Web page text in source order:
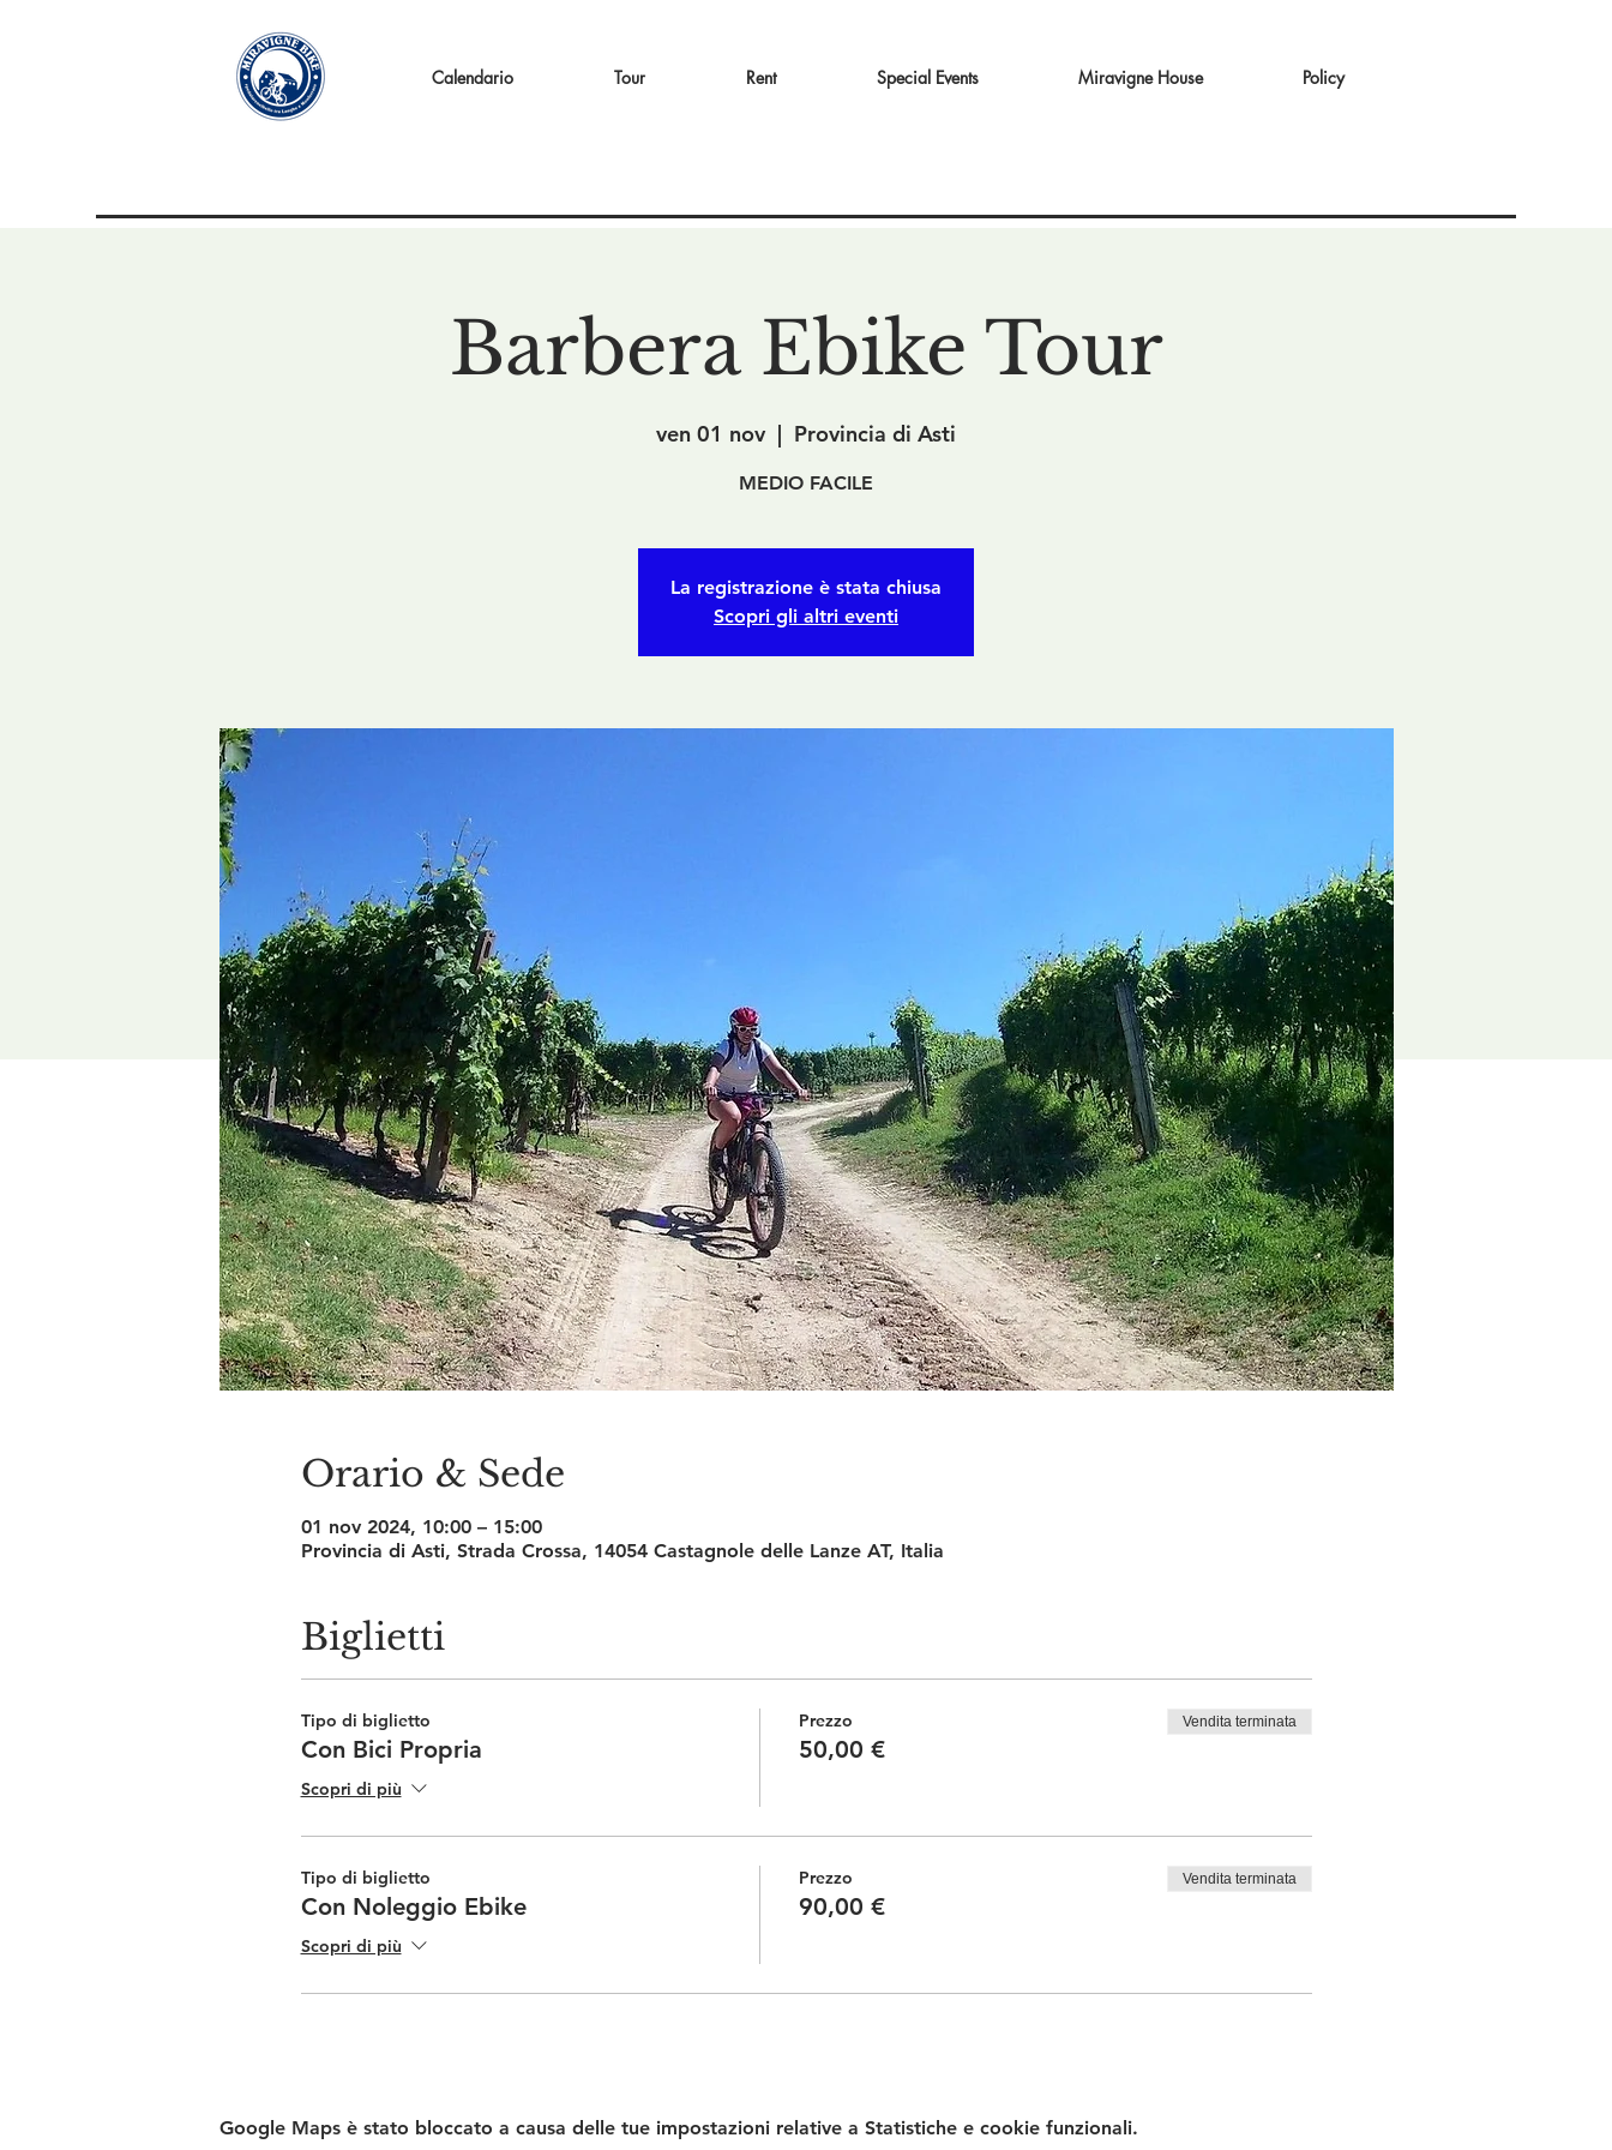
Calendario Tour Rent Special Events Miravigne House Policy
Barbera Ebike Tour
ven 01 nov
  |
Provincia di Asti
MEDIO FACILE
La registrazione è stata chiusa
Scopri gli altri eventi
Orario & Sede
01 nov 2024, 10:00 – 15:00
Provincia di Asti, Strada Crossa, 14054 Castagnole delle Lanze AT, Italia
Biglietti
Tipo di biglietto
Con Bici Propria
Scopri di più
Prezzo
50,00 €
Vendita terminata
Tipo di biglietto
Con Noleggio Ebike
Scopri di più
Prezzo
90,00 €
Vendita terminata
Google Maps è stato bloccato a causa delle tue impostazioni relative a Statistiche e cookie funzionali.